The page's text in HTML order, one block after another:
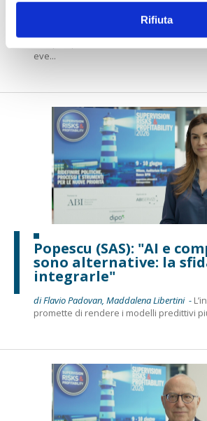
Rifiuta
strumento di
eve...
Popescu (SAS): "AI e
sono alternative: la
integrarle"
di Flavio Padovan, Maddalena Libertini -
promette di rendere i modelli predittivi